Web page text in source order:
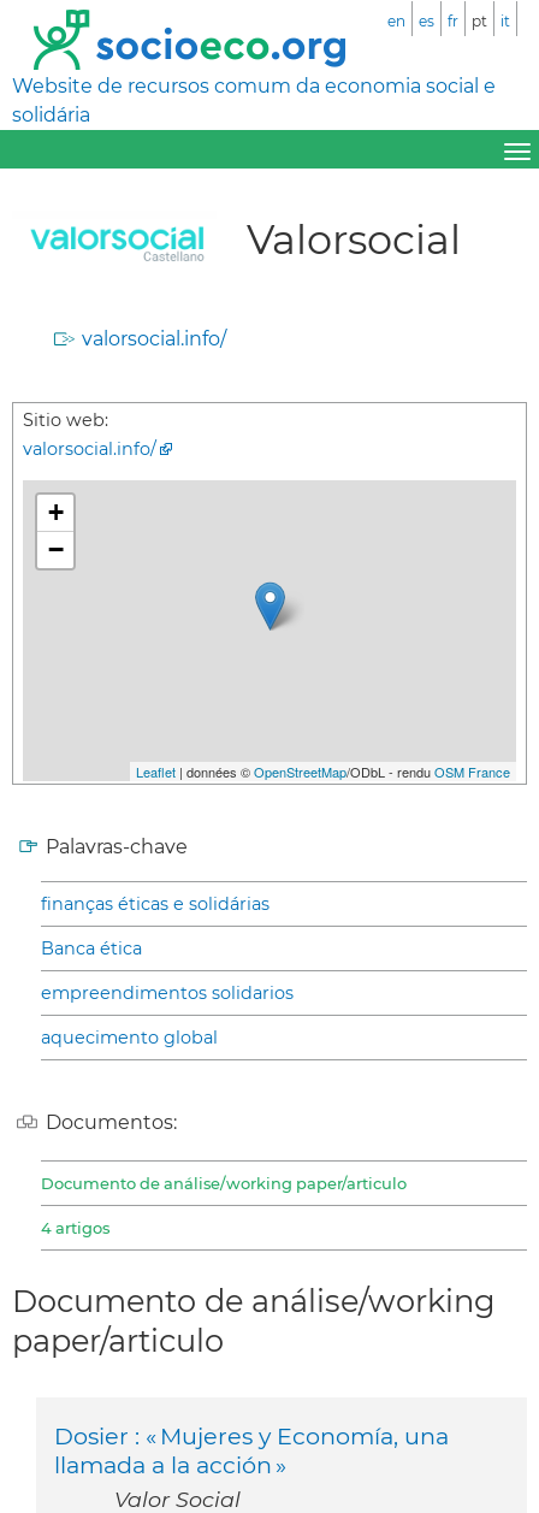
Website de recursos comum da economia social e
solidária
en es fr pt it
Valorsocial
valorsocial.info/
Sitio web:
valorsocial.info/
+
−
Leaflet | données ©OpenStreetMap/ODbL - renduOSM France
Palavras-chave
finanças éticas e solidárias
Banca ética
empreendimentos solidarios
aquecimento global
Documentos:
Documento de análise/working paper/articulo
4 artigos
Documento de análise/working
paper/articulo
Dosier : « Mujeres y Economía, una
llamada a la acción »
Valor Social